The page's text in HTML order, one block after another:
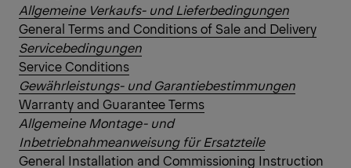
Allgemeine Verkaufs- und Lieferbedingungen
General Terms and Conditions of Sale and Delivery
Servicebedingungen
Service Conditions
Gewährleistungs- und Garantiebestimmungen
Warranty and Guarantee Terms
Allgemeine Montage- und
Inbetriebnahmeanweisung für Ersatzteile
General Installation and Commissioning Instruction